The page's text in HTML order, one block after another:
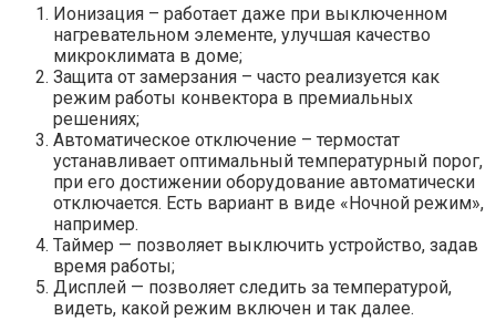
Ионизация – работает даже при выключенном
нагревательном элементе, улучшая качество
микроклимата в доме;
Защита от замерзания – часто реализуется как
режим работы конвектора в премиальных
решениях;
Автоматическое отключение – термостат
устанавливает оптимальный температурный порог,
при его достижении оборудование автоматически
отключается. Есть вариант в виде «Ночной режим»,
например.
Таймер — позволяет выключить устройство, задав
время работы;
Дисплей — позволяет следить за температурой,
видеть, какой режим включен и так далее.